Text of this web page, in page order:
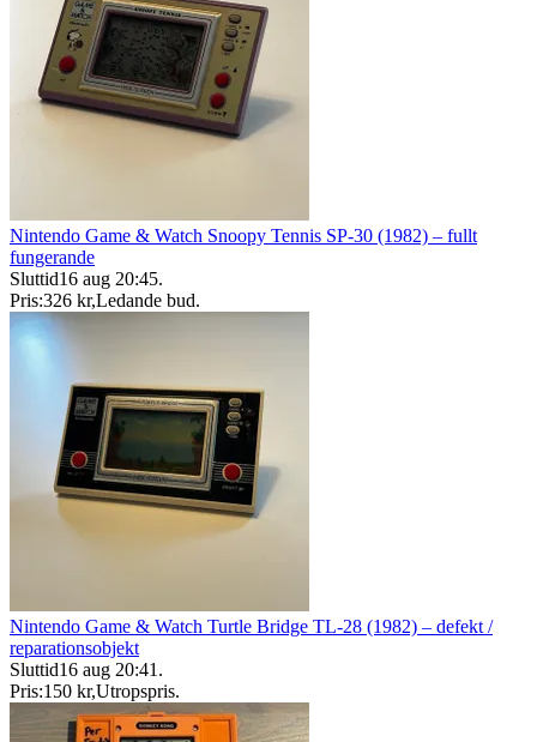
Nintendo Game & Watch Snoopy Tennis SP-30 (1982) – fullt
fungerande
Sluttid16 aug 20:45.
Pris:326 kr,Ledande bud.
Nintendo Game & Watch Turtle Bridge TL-28 (1982) – defekt /
reparationsobjekt
Sluttid16 aug 20:41 .
Pris:150 kr,Utropspris.